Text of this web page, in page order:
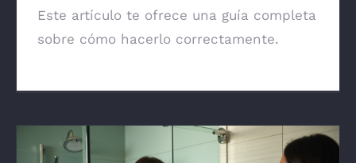
Este artículo te ofrece una guía completa
sobre cómo hacerlo correctamente.